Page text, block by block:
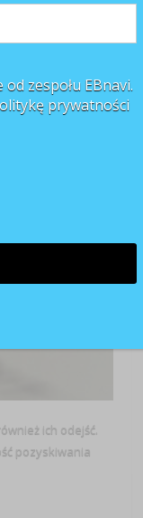
ich odejść.
pozyskiwania
zespołu EBnavi.
prywatności